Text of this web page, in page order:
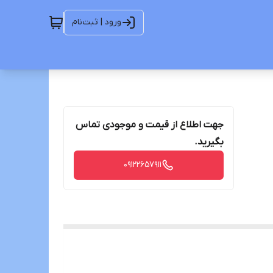
ورود | ثبت‌نام
جهت اطلاع از قیمت و موجودی تماس
بگیرید.
09122657911